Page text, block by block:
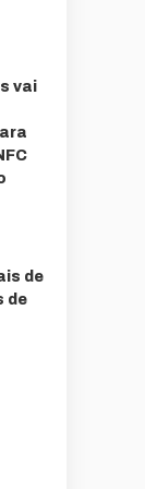
vai
de
de